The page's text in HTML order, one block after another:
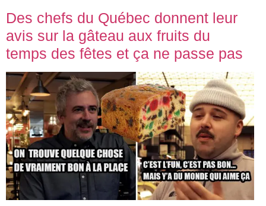
Des chefs du Québec donnent leur
avis sur la gâteau aux fruits du
temps des fêtes et ça ne passe pas